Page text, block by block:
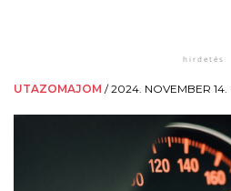
UTAZOMAJOM /2024. NOVEMBER 14.